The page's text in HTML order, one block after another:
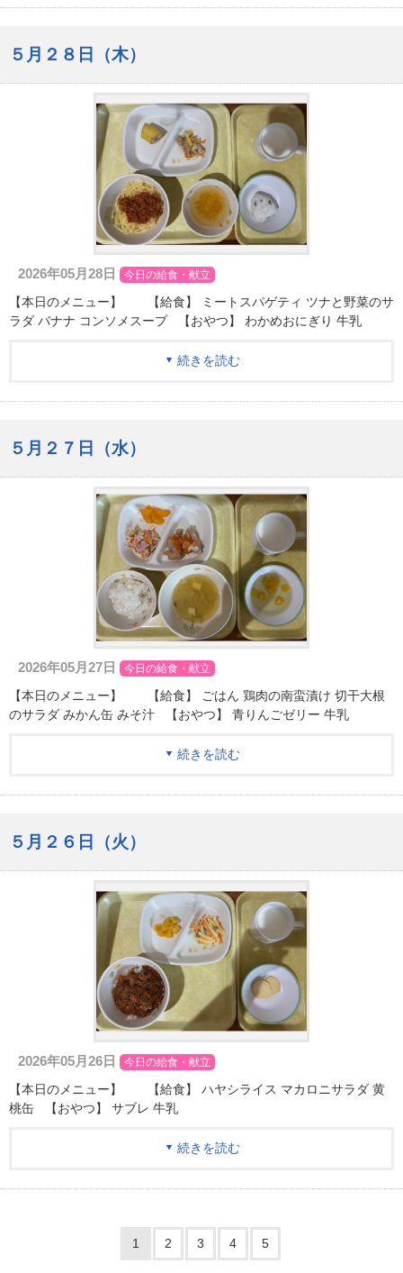
５月２８日（木）
2026年05月28日 今日の給食・献立
【本日のメニュー】 【給食】 ミートスパゲティ ツナと野菜のサ
ラダ バナナ コンソメスープ 【おやつ】 わかめおにぎり 牛乳
続きを読む
５月２７日（水）
2026年05月27日 今日の給食・献立
【本日のメニュー】 【給食】 ごはん 鶏肉の南蛮漬け 切干大根
のサラダ みかん缶 みそ汁 【おやつ】 青りんごゼリー 牛乳
続きを読む
５月２６日（火）
2026年05月26日 今日の給食・献立
【本日のメニュー】 【給食】 ハヤシライス マカロニサラダ 黄
桃缶 【おやつ】 サブレ 牛乳
続きを読む
1 2 3 4 5